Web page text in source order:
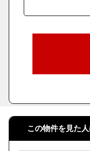
この物件を見た